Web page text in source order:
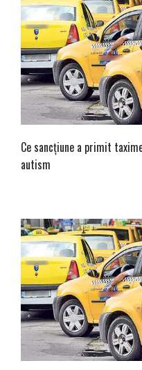
Ce sancțiune a primit
autism